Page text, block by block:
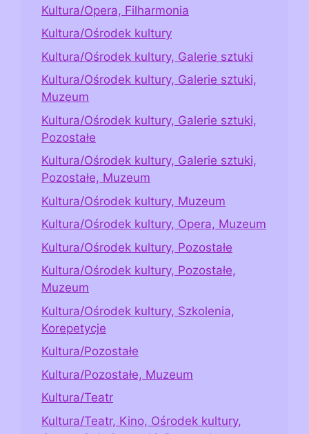
Kultura/Opera, Filharmonia
Kultura/Ośrodek kultury
Kultura/Ośrodek kultury, Galerie sztuki
Kultura/Ośrodek kultury, Galerie sztuki,
Muzeum
Kultura/Ośrodek kultury, Galerie sztuki,
Pozostałe
Kultura/Ośrodek kultury, Galerie sztuki,
Pozostałe, Muzeum
Kultura/Ośrodek kultury, Muzeum
Kultura/Ośrodek kultury, Opera, Muzeum
Kultura/Ośrodek kultury, Pozostałe
Kultura/Ośrodek kultury, Pozostałe,
Muzeum
Kultura/Ośrodek kultury, Szkolenia,
Korepetycje
Kultura/Pozostałe
Kultura/Pozostałe, Muzeum
Kultura/Teatr
Kultura/Teatr, Kino, Ośrodek kultury,